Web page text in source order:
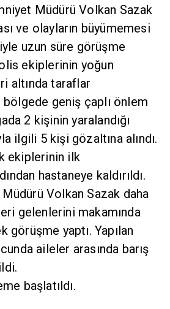
Müdürü Volkan Sazak
ve olayların büyümemesi
uzun süre görüşme
ekiplerinin yoğun
altında taraflar
geniş çaplı önlem
2 kişinin yaralandığı
ilgili 5 kişi gözaltına alındı.
ekiplerinin ilk
hastaneye kaldırıldı.
Volkan Sazak daha
gelenlerini makamında
görüşme yaptı. Yapılan
aileler arasında barış
başlatıldı.